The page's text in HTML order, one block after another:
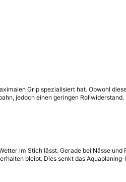
Grip spezialisiert hat. Obwohl
jedoch einen geringen
im Stich lässt. Gerade bei Nässe
bleibt. Dies senkt das